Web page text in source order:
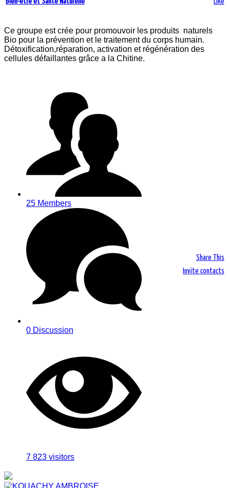
Ce groupe est crée pour promouvoir les produits naturels
Bio pour la prévention et le traitement du corps humain.
Détoxification,réparation, activation et régénération des
cellules défaillantes grâce a la Chitine.
25 Members
0 Discussion
7 823 visitors
Share This
Invite contacts